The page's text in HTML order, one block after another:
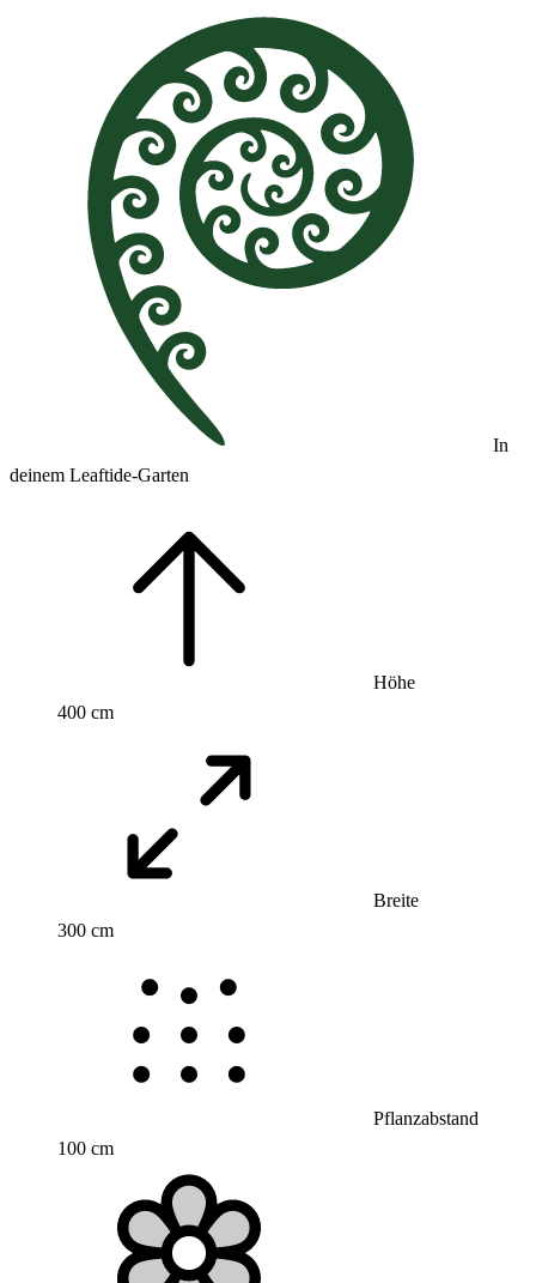
In
deinem Leaftide-Garten
Höhe
400 cm
Breite
300 cm
Pflanzabstand
100 cm